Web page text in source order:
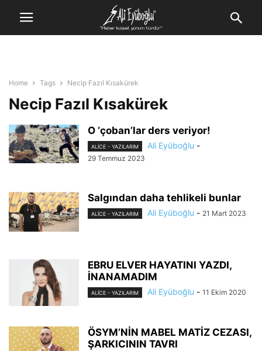
Home Tags Necip Fazıl Kısakürek
Necip Fazıl Kısakürek
O ‘çoban’lar ders veriyor!
ALİCE - YAZILARIM Ali Eyüboğlu -
29 Temmuz 2023
Salgından daha tehlikeli bunlar
ALİCE - YAZILARIM Ali Eyüboğlu - 21 Mart 2023
EBRU ELVER HAYATINI YAZDI,
İNANAMADIM
ALİCE - YAZILARIM Ali Eyüboğlu - 11 Ekim 2020
ÖSYM’NİN MABEL MATİZ CEZASI,
ŞARKICININ TAVRI